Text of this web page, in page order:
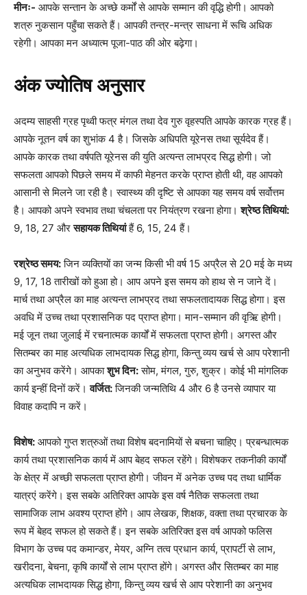
मीनः- आपके सन्तान के अच्छे कर्मों से आपके सम्मान की वृद्धि होगी। आपको
शत्रु नुकसान पहुँचा सकते हैं। आपकी तन्त्र-मन्त्र साधना में रूचि अधिक
रहेगी। आपका मन अध्यात्म पूजा-पाठ की ओर बढ़ेगा।
अंक ज्योतिष अनुसार
अदम्य साहसी ग्रह पृथ्वी फत्र मंगल तथा देव गुरु वृहस्पति आपके कारक ग्रह हैं।
आपके नूतन वर्ष का शुभांक 4 है। जिसके अधिपति यूरेनस तथा सूर्यदेव हैं।
आपके कारक तथा वर्षपति यूरेनस की युति अत्यन्त लाभप्रद सिद्ध होगी। जो
सफलता आपको पिछले समय में काफी मेहनत करके प्राप्त होती थी, वह आपको
आसानी से मिलने जा रही है। स्वास्थ्य की दृष्टि से आपका यह समय वर्ष सर्वोत्तम
है। आपको अपने स्वभाव तथा चंचलता पर नियंत्रण रखना होगा।श्रेष्ठ तिथियां:
9, 18, 27 औरसहायक तिथियांहैं 6, 15, 24 हैं।
रश्रेष्ठ समय:जिन व्यक्तियों का जन्म किसी भी वर्ष 15 अप्रैल से 20 मई के मध्य
9, 17, 18 तारीखों को हुआ हो। आप अपने इस समय को हाथ से न जाने दें।
मार्च तथा अप्रैल का माह अत्यन्त लाभप्रद तथा सफलतादायक सिद्ध होगा। इस
अवधि में उच्च तथा प्रशासनिक पद प्राप्त होगा। मान-सम्मान की वृऋि होगी।
मई जून तथा जुलाई में रचनात्मक कार्यों में सफलता प्राप्त होगी। अगस्त और
सितम्बर का माह अत्यधिक लाभदायक सिद्ध होगा, किन्तु व्यय खर्च से आप परेशानी
का अनुभव करेंगे। आपकाशुभ दिन:सोम, मंगल, गुरु, शुक्र। कोई भी मांगलिक
कार्य इन्हीं दिनों करें।वर्जित:जिनकी जन्मतिथि 4 और 6 है उनसे व्यापार या
विवाह कदापि न करें।
विशेष: आपको गुप्त शत्रुओं तथा विशेष बदनामियों से बचना चाहिए। प्रबन्धात्मक
कार्य तथा प्रशासनिक कार्य में आप बेहद सफल रहेंगे। विशेषकर तकनीकी कार्यों
के क्षेत्र में अच्छी सफलता प्राप्त होगी। जीवन में अनेक उच्च पद तथा धार्मिक
यात्रएं करेंगे। इस सबके अतिरिक्त आपके इस वर्ष नैतिक सफलता तथा
सामाजिक लाभ अवश्य प्राप्त होंगे। आप लेखक, शिक्षक, वक्ता तथा प्रचारक के
रूप में बेहद सफल हो सकते हैं। इन सबके अतिरिक्त इस वर्ष आपको फलिस
विभाग के उच्च पद कमान्डर, मेयर, अग्नि तत्व प्रधान कार्य, प्रापर्टी से लाभ,
खरीदना, बेचना, कृषि कार्यों से लाभ प्राप्त होंगे। अगस्त और सितम्बर का माह
अत्यधिक लाभदायक सिद्ध होगा, किन्तु व्यय खर्च से आप परेशानी का अनुभव